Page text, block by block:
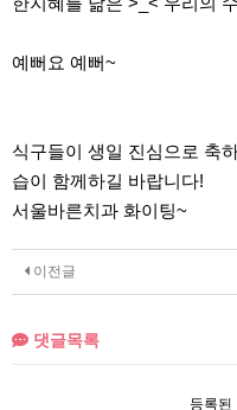
예뻐요 예뻐~
식구들이 생일 진심으로 축
습이 함께하길 바랍니다!
서울바른치과 화이팅~
이전글
댓글목록
등록된